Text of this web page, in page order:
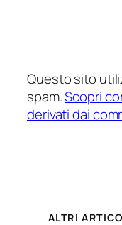
Questo sito
spam.Scopri
derivati dai
ALTRI